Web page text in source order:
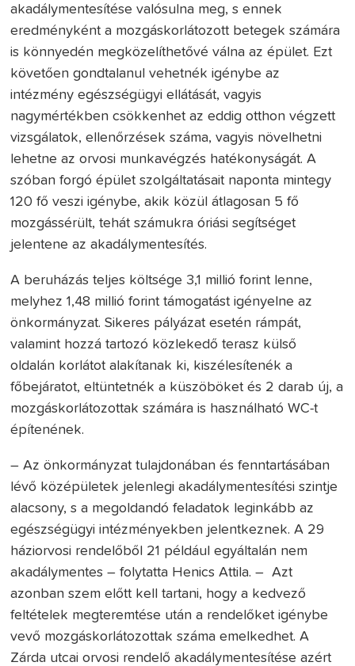
akadálymentesítése valósulna meg, s ennek
eredményként a mozgáskorlátozott betegek számára
is könnyedén megközelíthetővé válna az épület. Ezt
követően gondtalanul vehetnék igénybe az
intézmény egészségügyi ellátását, vagyis
nagymértékben csökkenhet az eddig otthon végzett
vizsgálatok, ellenőrzések száma, vagyis növelhetni
lehetne az orvosi munkavégzés hatékonyságát. A
szóban forgó épület szolgáltatásait naponta mintegy
120 fő veszi igénybe, akik közül átlagosan 5 fő
mozgássérült, tehát számukra óriási segítséget
jelentene az akadálymentesítés.
A beruházás teljes költsége 3,1 millió forint lenne,
melyhez 1,48 millió forint támogatást igényelne az
önkormányzat. Sikeres pályázat esetén rámpát,
valamint hozzá tartozó közlekedő terasz külső
oldalán korlátot alakítanak ki, kiszélesítenék a
főbejáratot, eltüntetnék a küszöböket és 2 darab új, a
mozgáskorlátozottak számára is használható WC-t
építenének.
– Az önkormányzat tulajdonában és fenntartásában
lévő középületek jelenlegi akadálymentesítési szintje
alacsony, s a megoldandó feladatok leginkább az
egészségügyi intézményekben jelentkeznek. A 29
háziorvosi rendelőből 21 például egyáltalán nem
akadálymentes – folytatta Henics Attila. – Azt
azonban szem előtt kell tartani, hogy a kedvező
feltételek megteremtése után a rendelőket igénybe
vevő mozgáskorlátozottak száma emelkedhet. A
Zárda utcai orvosi rendelő akadálymentesítése azért